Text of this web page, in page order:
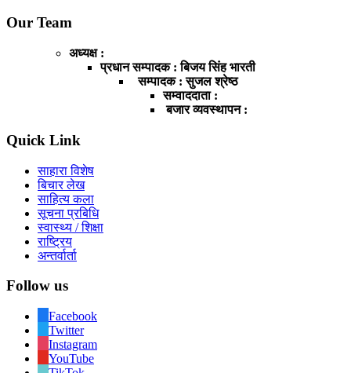
Our Team
अध्यक्ष :
प्रधान सम्पादक : बिजय सिंह भारती
सम्पादक : सुजल श्रेष्ठ
सम्वाददाता :
बजार व्यवस्थापन :
Quick Link
साहारा विशेष
बिचार लेख
साहित्य कला
सूचना प्रबिधि
स्वास्थ्य / शिक्षा
राष्ट्रिय
अन्तर्वार्ता
Follow us
Facebook
Twitter
Instagram
YouTube